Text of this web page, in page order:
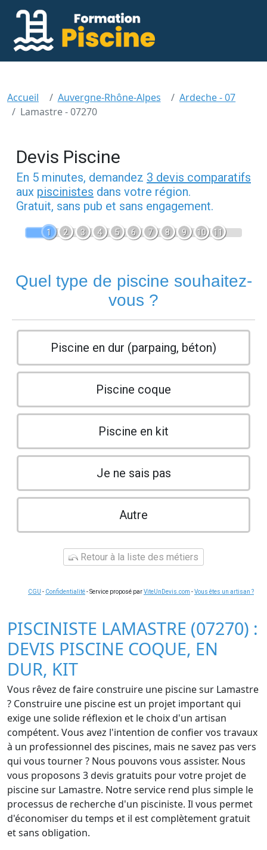
Accueil Auvergne-Rhône-Alpes
Ardeche - 07
Lamastre - 07270
Devis Piscine
En 5 minutes, demandez 3 devis comparatifs
aux piscinistes dans votre région.
Gratuit, sans pub et sans engagement.
1 2 3 4 5 6 7 8 9 10 11
Quel type de piscine souhaitez-
vous ?
Piscine en dur (parpaing, béton)
Piscine coque
Piscine en kit
Je ne sais pas
Autre
Retour à la liste des métiers
CGU - Confidentialité- Service proposé parViteUnDevis.com -Vous êtes un artisan ?
PISCINISTE LAMASTRE (07270) :
DEVIS PISCINE COQUE, EN
DUR, KIT
Vous rêvez de faire construire une piscine sur Lamastre
? Construire une piscine est un projet important qui
exige une solide réflexion et le choix d'un artisan
compétent. Vous avez l'intention de confier vos travaux
à un professionnel des piscines, mais ne savez pas vers
qui vous tourner ? Nous pouvons vous assister. Nous
vous proposons 3 devis gratuits pour votre projet de
piscine sur Lamastre. Notre service rend plus simple le
processus de recherche d'un pisciniste. Il vous permet
d'économiser du temps et il est complètement gratuit
et sans obligation.